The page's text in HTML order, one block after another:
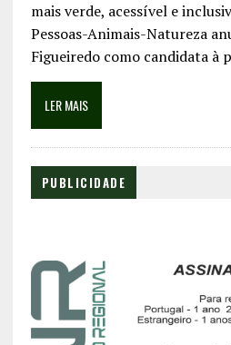
mais verde, acessível e
Pessoas-Animais-Natureza
Figueiredo como candidata à
LER MAIS
PUBLICIDADE